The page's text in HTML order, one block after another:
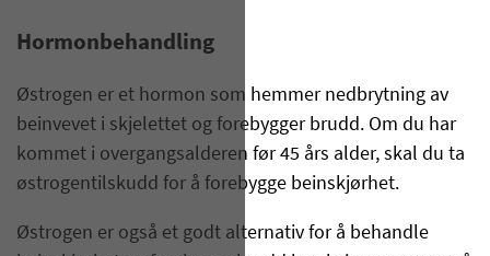
Hormonbehandling
Østrogen er et hormon som hemmer nedbrytning av
beinvevet i skjelettet og forebygger brudd. Om du har
kommet i overgangsalderen før 45 års alder, skal du ta
østrogentilskudd for å forebygge beinskjørhet.
Østrogen er også et godt alternativ for å behandle